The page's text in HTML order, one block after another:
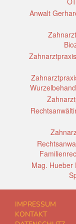
Anwalt
Mag. Hueber
IMPRESSUM
KONTAKT